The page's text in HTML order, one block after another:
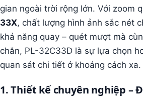
gian ngoài trời rộng lớn. Với zoom
33X, chất lượng hình ảnh sắc nét
khả năng quay – quét mượt mà
chắn, PL-32C33D là sự lựa chọn
quan sát chi tiết ở khoảng cách xa.
1. Thiết kế chuyên nghiệp –